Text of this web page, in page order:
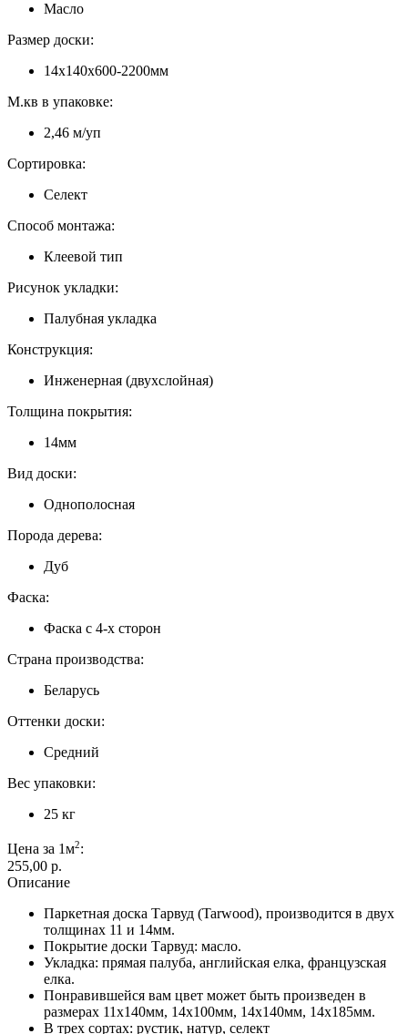
Масло
Размер доски:
14х140х600-2200мм
М.кв в упаковке:
2,46 м/уп
Сортировка:
Селект
Способ монтажа:
Клеевой тип
Рисунок укладки:
Палубная укладка
Конструкция:
Инженерная (двухслойная)
Толщина покрытия:
14мм
Вид доски:
Однополосная
Порода дерева:
Дуб
Фаска:
Фаска с 4-х сторон
Страна производства:
Беларусь
Оттенки доски:
Средний
Вес упаковки:
25 кг
Цена за 1м2:
255,00 p.
Описание
Паркетная доска Тарвуд (Tarwood), производится в двух
толщинах 11 и 14мм.
Покрытие доски Тарвуд: масло.
Укладка: прямая палуба, английская елка, французская
елка.
Понравившейся вам цвет может быть произведен в
размерах 11х140мм, 14х100мм, 14х140мм, 14х185мм.
В трех сортах: рустик, натур, селект